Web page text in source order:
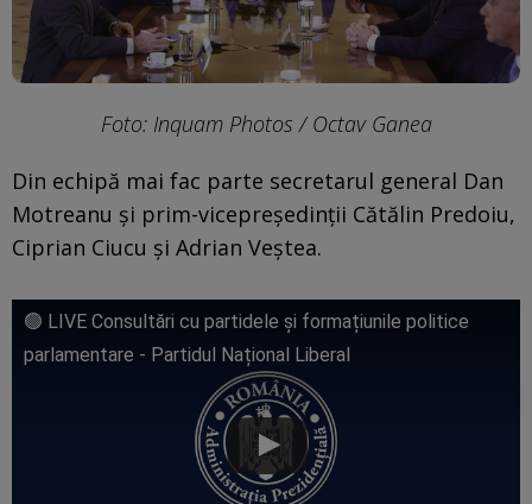
Foto: Inquam Photos / Octav Ganea
Din echipă mai fac parte secretarul general Dan
Motreanu și prim-vicepreședinții Cătălin Predoiu,
Ciprian Ciucu și Adrian Veștea.
🟢 LIVE Consultări cu partidele și formațiunile politice
parlamentare - Partidul Național Liberal